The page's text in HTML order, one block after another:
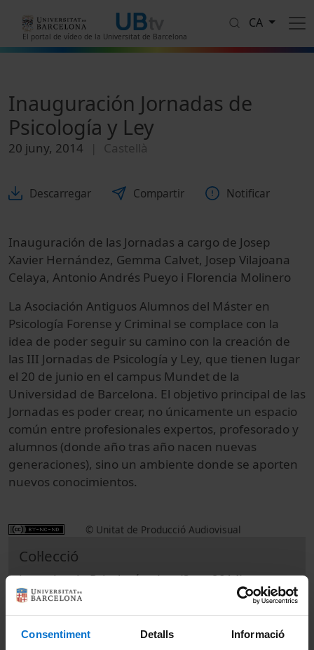
Consentiment Detalls Informació
El portal de vídeo de la Universitat de Barcelona
CA
Inauguración Jornadas de
Psicología y Ley
20 juny, 2014 Castellà
Descarregar Compartir Notificar
Inauguración de las Jornadas a cargo de Josep
Xavier Hernández, Gemma Calvet, Josep Vilajoana
Celaya, Antonio Andrés Pueyo i Florencia Molinero
La Asociación Antiguos Alumnos del Máster en
Psicología Forense y Criminal se complace con la
idea de poder seguir su camino con la creación de
las III Jornadas de Psicología y Ley, que tienen lugar
el 20 de junio en el campus Mundet de la
Universidad de Barcelona. El objetivo principal de las
Jornadas es poder crear, no únicamente un espacio
común entre profesionales expertos, profesorado y
alumnos (donde año tras año nacen nuevas
generaciones), sino un ambiente donde se aporten
nuevos conocimientos.
© Unitat de Producció Audiovisual
Col·lecció
Jornadas de Psicología y Ley (3as : 2014)
Docència i Recerca
Ciències de la Salut